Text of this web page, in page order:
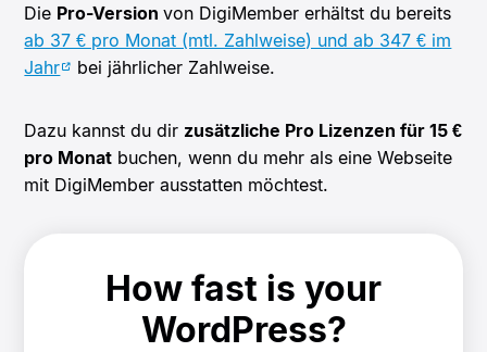
Die Pro-Versionvon DigiMember erhältst du bereits
ab 37 € pro Monat (mtl. Zahlweise) und ab 347 € im
Jahr
bei jährlicher Zahlweise.
Dazu kannst du dir zusätzliche Pro Lizenzen für 15 €
pro Monat buchen, wenn du mehr als eine Webseite
mit DigiMember ausstatten möchtest.
How fast is your
WordPress?